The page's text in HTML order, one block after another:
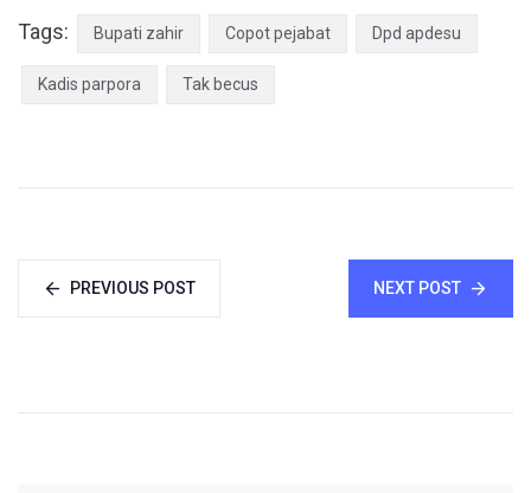
Tags: Bupati zahir Copot pejabat Dpd apdesu
Kadis parpora Tak becus
PREVIOUS POST NEXT POST